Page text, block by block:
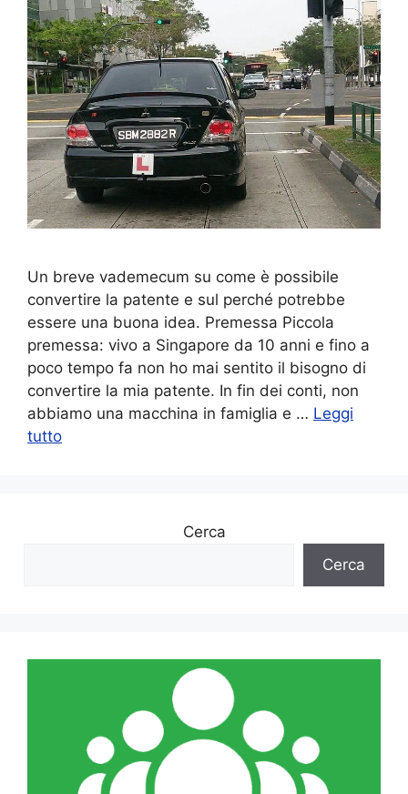
Un breve vademecum su come è possibile
convertire la patente e sul perché potrebbe
essere una buona idea. Premessa Piccola
premessa: vivo a Singapore da 10 anni e fino a
poco tempo fa non ho mai sentito il bisogno di
convertire la mia patente. In fin dei conti, non
abbiamo una macchina in famiglia e … Leggi
tutto
Cerca
Cerca